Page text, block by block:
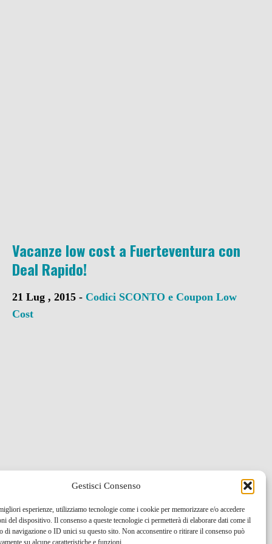
Gestisci Consenso
esperienze, utilizziamo tecnologie come i cookie per memorizzare e/o accedere
del dispositivo. Il consenso a queste tecnologie ci permetterà di elaborare dati come il
di navigazione o ID unici su questo sito. Non acconsentire o ritirare il consenso può
su alcune caratteristiche e funzioni.
Vacanze low cost a Fuerteventura con
Deal Rapido!
21 Lug , 2015 - Codici SCONTO e Coupon Low
Cost